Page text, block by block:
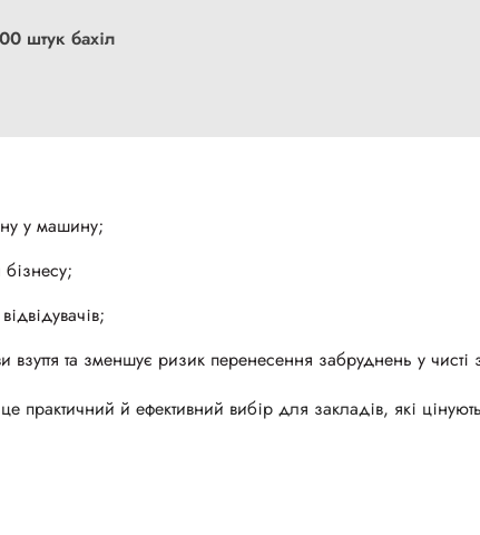
штук бахіл
у машину;
взуття та зменшує ризик перенесення забруднень у
практичний й ефективний вибір для закладів, які